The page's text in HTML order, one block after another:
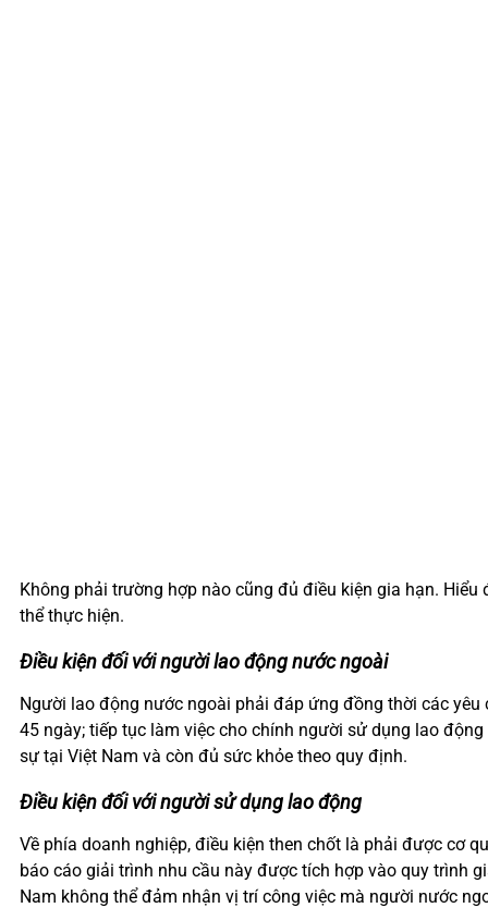
Không phải trường hợp nào cũng đủ điều kiện gia hạn.
thể thực hiện.
Điều kiện đối với người lao động nước ngoài
Người lao động nước ngoài phải đáp ứng đồng thời các
45 ngày; tiếp tục làm việc cho chính người sử dụng lao
sự tại Việt Nam và còn đủ sức khỏe theo quy định.
Điều kiện đối với người sử dụng lao động
Về phía doanh nghiệp, điều kiện then chốt là phải được cơ
báo cáo giải trình nhu cầu này được tích hợp vào quy trình
Nam không thể đảm nhận vị trí công việc mà người nước